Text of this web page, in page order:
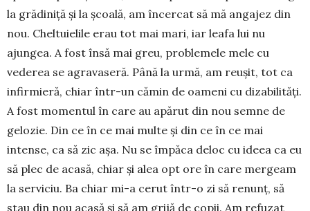
la grădiniță și la școală, am încercat să mă angajez din
nou. Chel­tuielile erau tot mai mari, iar leafa lui nu
ajungea. A fost însă mai greu, problemele mele cu
vederea se agravaseră. Până la urmă, am reușit, tot ca
infirmieră, chiar într-un cămin de oameni cu dizabilități.
A fost momentul în care au apărut din nou semne de
gelozie. Din ce în ce mai multe și din ce în ce mai
intense, ca să zic așa. Nu se împăca deloc cu ideea ca eu
să plec de acasă, chiar și alea opt ore în care mergeam
la serviciu. Ba chiar mi-a cerut într-o zi să renunț, să
stau din nou acasă și să am grijă de copii. Am refuzat